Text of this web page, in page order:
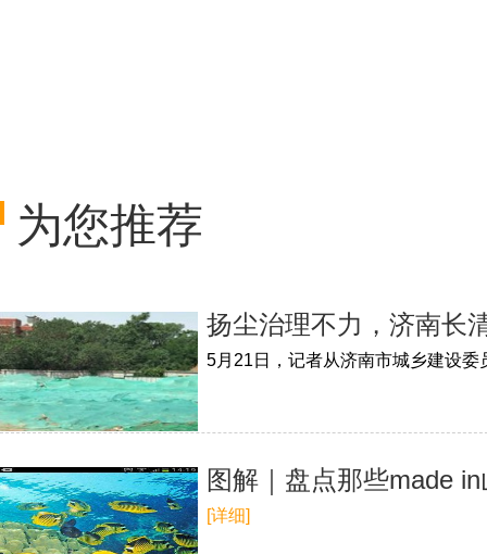
为您推荐
扬尘治理不力，济南长
图解｜盘点那些made
[详细]